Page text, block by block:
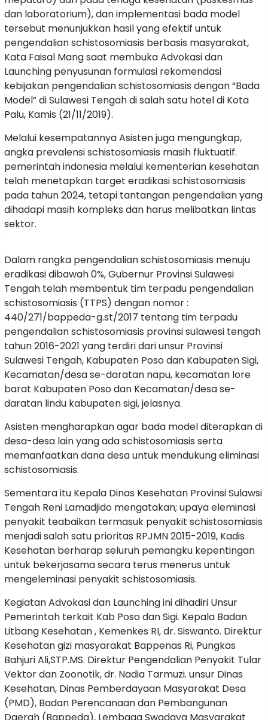
dan laboratorium), dan implementasi bada model
tersebut menunjukkan hasil yang efektif untuk
pengendalian schistosomiasis berbasis masyarakat,
Kata Faisal Mang saat membuka Advokasi dan
Launching penyusunan formulasi rekomendasi
kebijakan pengendalian schistosomiasis dengan “Bada
Model” di Sulawesi Tengah di salah satu hotel di Kota
Palu, Kamis (21/11/2019).
Melalui kesempatannya Asisten juga mengungkap,
angka prevalensi schistosomiasis masih fluktuatif.
pemerintah indonesia melalui kementerian kesehatan
telah menetapkan target eradikasi schistosomiasis
pada tahun 2024, tetapi tantangan pengendalian yang
dihadapi masih kompleks dan harus melibatkan lintas
sektor.
Dalam rangka pengendalian schistosomiasis menuju
eradikasi dibawah 0%, Gubernur Provinsi Sulawesi
Tengah telah membentuk tim terpadu pengendalian
schistosomiasis (TTPS) dengan nomor :
440/271/bappeda-g.st/2017 tentang tim terpadu
pengendalian schistosomiasis provinsi sulawesi tengah
tahun 2016-2021 yang terdiri dari unsur Provinsi
Sulawesi Tengah, Kabupaten Poso dan Kabupaten Sigi,
Kecamatan/desa se-daratan napu, kecamatan lore
barat Kabupaten Poso dan Kecamatan/desa se-
daratan lindu kabupaten sigi, jelasnya.
Asisten mengharapkan agar bada model diterapkan di
desa-desa lain yang ada schistosomiasis serta
memanfaatkan dana desa untuk mendukung eliminasi
schistosomiasis.
Sementara itu Kepala Dinas Kesehatan Provinsi Sulawsi
Tengah Reni Lamadjido mengatakan; upaya eleminasi
penyakit teabaikan termasuk penyakit schistosomiasis
menjadi salah satu prioritas RPJMN 2015-2019, Kadis
Kesehatan berharap seluruh pemangku kepentingan
untuk bekerjasama secara terus menerus untuk
mengeleminasi penyakit schistosomiasis.
Kegiatan Advokasi dan Launching ini dihadiri Unsur
Pemerintah terkait Kab Poso dan Sigi. Kepala Badan
Litbang Kesehatan , Kemenkes RI, dr. Siswanto. Direktur
Kesehatan gizi masyarakat Bappenas Ri, Pungkas
Bahjuri Ali,STP.MS. Direktur Pengendalian Penyakit Tular
Vektor dan Zoonotik, dr. Nadia Tarmuzi. unsur Dinas
Kesehatan, Dinas Pemberdayaan Masyarakat Desa
(PMD), Badan Perencanaan dan Pembangunan